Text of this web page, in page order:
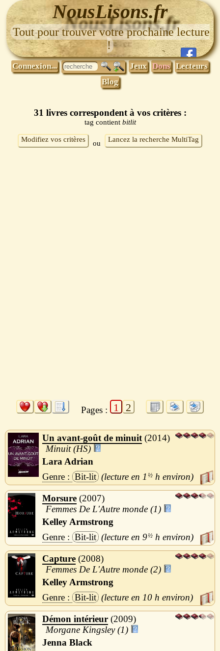
NousLisons.fr
Tout pour trouver votre prochaine lecture
!
Connexion... Jeux Dons Lecteurs
Blog
31 livres correspondent à vos critères :
tag contient bitlit
Modifiez vos critères ou Lancez la recherche MultiTag
Pages : 1 2
Un avant-goût de minuit 2014
Minuit (HS)
Lara Adrian
Bit-lit
1 ½ h
Morsure 2007
Femmes De L'Autre monde (1)
Kelley Armstrong
Bit-lit
9½ h
Capture 2008
Femmes De L'Autre monde (2)
Kelley Armstrong
Bit-lit
10 h
Démon intérieur 2009
Morgane Kingsley (1)
Jenna Black